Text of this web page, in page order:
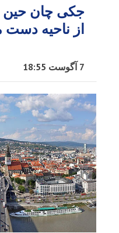
جکی چان حین
از ناحیه
7 آگوست 18:55